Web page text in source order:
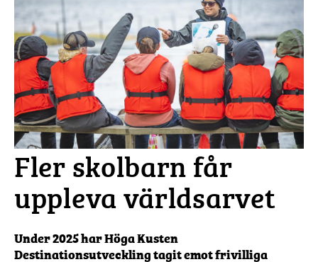
Fler skolbarn får
uppleva världsarvet
Under 2025 har Höga Kusten
Destinationsutveckling tagit emot frivilliga